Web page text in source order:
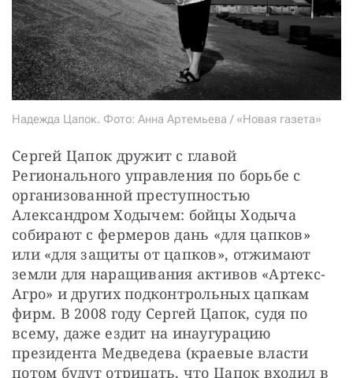
Надежда Цапок. Фото: Анна Артемьева / «Новая газета»
Сергей Цапок дружит с главой
Регионального управления по борьбе с
организованной преступностью
Александром Ходычем: бойцы Ходыча
собирают с фермеров дань «для цапков»
или «для защиты от цапков», отжимают
земли для наращивания активов «Артекс-
Агро» и других подконтрольных цапкам
фирм. В 2008 году Сергей Цапок, судя по
всему, даже ездит на инаугурацию
президента Медведева (краевые власти
потом будут отрицать, что Цапок входил в